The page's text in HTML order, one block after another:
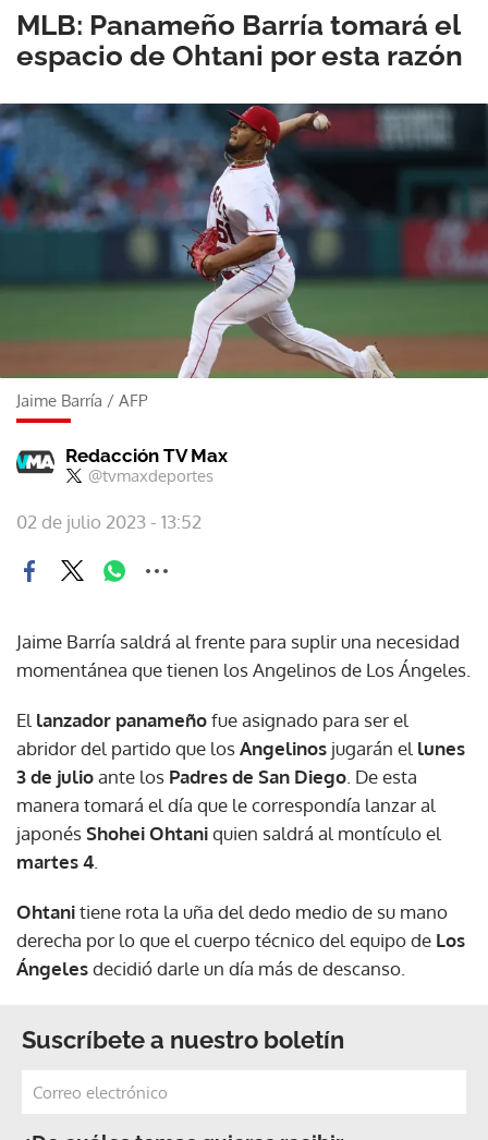
MLB: Panameño Barría tomará el
espacio de Ohtani por esta razón
Jaime Barría / AFP
Redacción TV Max
@tvmaxdeportes
02 de julio 2023 - 13:52
Jaime Barría saldrá al frente para suplir una necesidad
momentánea que tienen los Angelinos de Los Ángeles.
El lanzador panameñofue asignado para ser el
abridor del partido que losAngelinos jugarán el lunes
3 de julioante los Padres de San Diego . De esta
manera tomará el día que le correspondía lanzar al
japonésShohei Ohtaniquien saldrá al montículo el
martes 4
Ohtanitiene rota la uña del dedo medio de su mano
derecha por lo que el cuerpo técnico del equipo de Los
Ángelesdecidió darle un día más de descanso.
Suscríbete a nuestro boletín